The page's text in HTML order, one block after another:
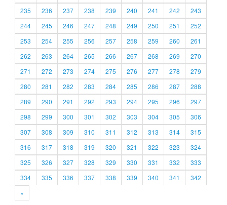
235
236 237 238 239 240 241 242
243
244
245 246 247 248 249 250 251
252
253
254 255 256 257 258 259 260
261
262
263 264 265 266 267 268 269
270
271
272 273 274 275 276 277 278
279
280
281 282 283 284 285 286 287
288
289
290 291 292 293 294 295 296
297
298
299 300 301 302 303 304 305
306
307
308 309 310 311 312 313 314
315
316
317 318 319 320 321 322 323
324
325
326 327 328 329 330 331 332
333
334
335 336 337 338 339 340 341
342
»